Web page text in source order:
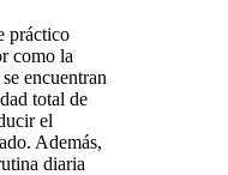
práctico
como la
encuentran
total de
el
Además,
diaria